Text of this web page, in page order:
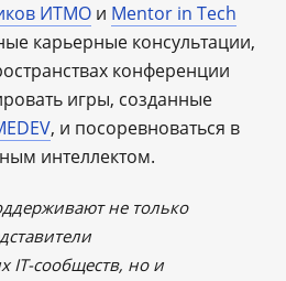
ИТМО и Mentor in Tech
карьерные консультации,
конференции
игры, созданные
, и посоревноваться в
интеллектом.
не только
IT-сообществ, но и